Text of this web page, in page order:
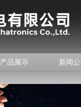
产品展示 新闻